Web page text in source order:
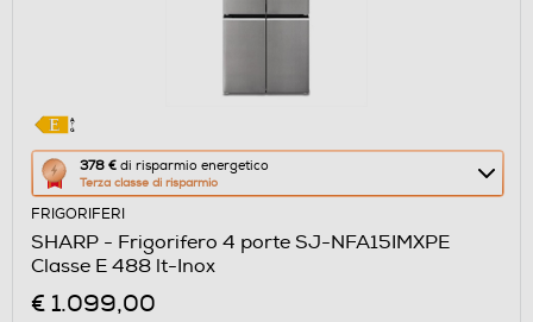
378 € di risparmio energetico
Terza classe di risparmio
Questa
azione
aprirà
il
Calcolatore
di
FRIGORIFERI
SHARP - Frigorifero 4 porte SJ-NFA15IMXPE
Classe E 488 lt-Inox
€ 1.099,00